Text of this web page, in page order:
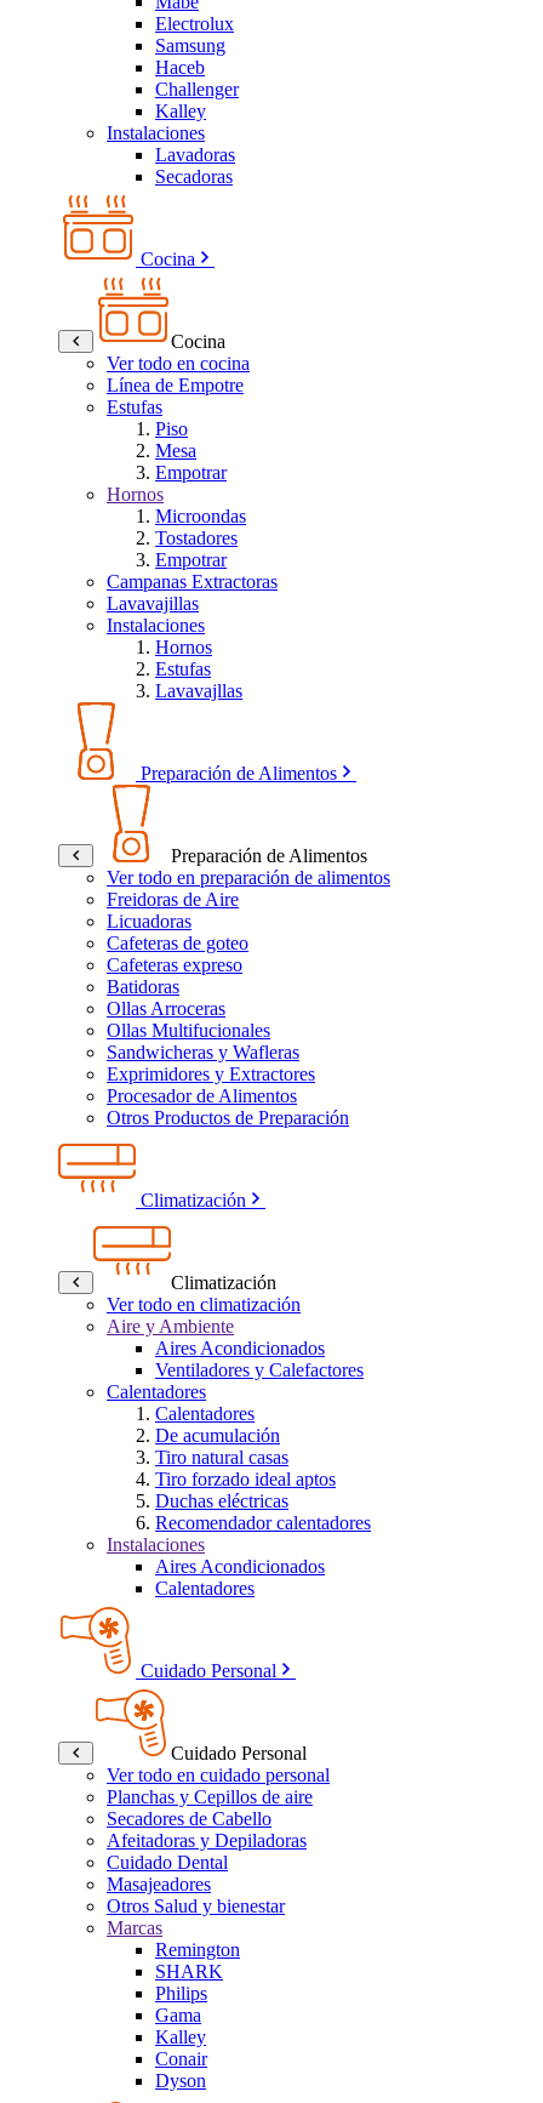
Electrolux
Samsung
Haceb
Challenger
Kalley
Instalaciones
Lavadoras
Secadoras
Cocina
Cocina
Ver todo en cocina
Línea de Empotre
Estufas
Piso
Mesa
Empotrar
Hornos
Microondas
Tostadores
Empotrar
Campanas Extractoras
Lavavajillas
Instalaciones
Hornos
Estufas
Lavavajllas
Preparación de Alimentos
Preparación de Alimentos
Ver todo en preparación de alimentos
Freidoras de Aire
Licuadoras
Cafeteras de goteo
Cafeteras expreso
Batidoras
Ollas Arroceras
Ollas Multifucionales
Sandwicheras y Wafleras
Exprimidores y Extractores
Procesador de Alimentos
Otros Productos de Preparación
Climatización
Climatización
Ver todo en climatización
Aire y Ambiente
Aires Acondicionados
Ventiladores y Calefactores
Calentadores
Calentadores
De acumulación
Tiro natural casas
Tiro forzado ideal aptos
Duchas eléctricas
Recomendador calentadores
Instalaciones
Aires Acondicionados
Calentadores
Cuidado Personal
Cuidado Personal
Ver todo en cuidado personal
Planchas y Cepillos de aire
Secadores de Cabello
Afeitadoras y Depiladoras
Cuidado Dental
Masajeadores
Otros Salud y bienestar
Marcas
Remington
SHARK
Philips
Gama
Kalley
Conair
Dyson